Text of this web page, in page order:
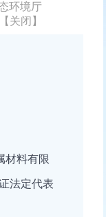
环境厅
【关闭】
材料有限
法定代表